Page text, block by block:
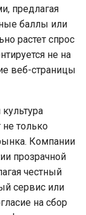
предлагая
баллы или
растет спрос
не на
веб-страницы
только
Компании
прозрачной
честный
сервис или
на сбор